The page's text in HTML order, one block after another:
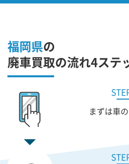
福岡県の
廃車買取の流れ4ステ
まずは車